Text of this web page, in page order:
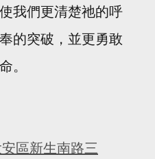
我們更清楚祂的呼
的突破，並更勇敢
。
區新生南路三